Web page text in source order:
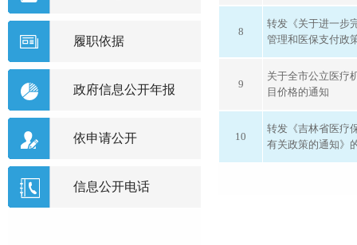
8
转发《关于进一步
管理和医保支付政
9
关于全市公立医疗
目价格的通知
10
转发《吉林省医疗
有关政策的通知》
履职依据
政府信息公开年报
依申请公开
信息公开电话